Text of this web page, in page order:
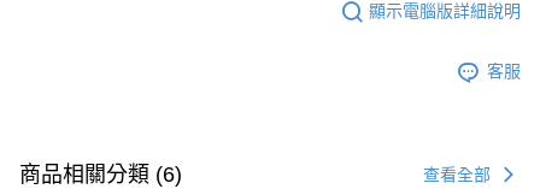
顯示電腦版詳細說明
客服
商品相關分類 (6) 查看全部